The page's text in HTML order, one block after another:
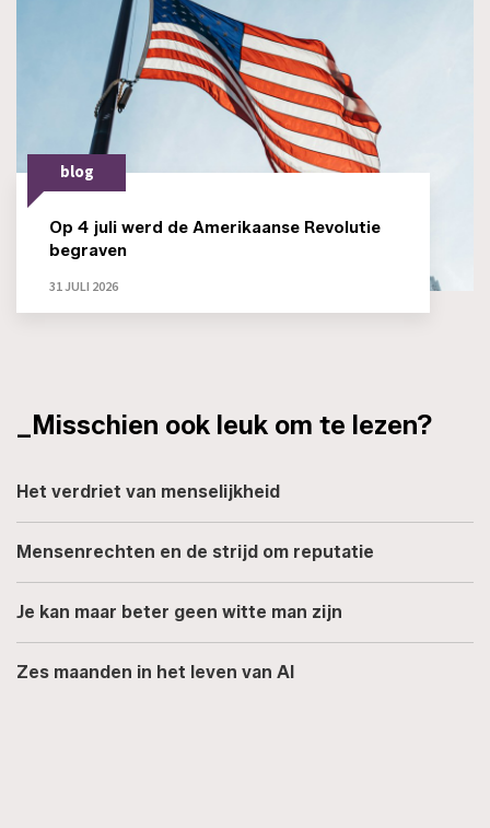
blog
Op 4 juli werd de Amerikaanse Revolutie
begraven
31 JULI 2026
_Misschien ook leuk om te lezen?
Het verdriet van menselijkheid
Mensenrechten en de strijd om reputatie
Je kan maar beter geen witte man zijn
Zes maanden in het leven van AI